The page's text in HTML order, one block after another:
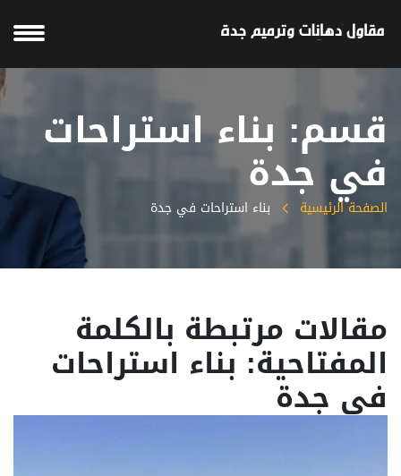
قسم: بناء استراحات
في جدة
الصفحة الرئيسية بناء استراحات في جدة
مقالات مرتبطة بالكلمة
المفتاحية: بناء استراحات
في جدة